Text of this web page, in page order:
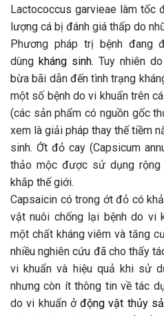
Lactococcus garvieae làm tốc
lượng cá bị đánh giá thấp do
Phương pháp trị bệnh đang
dùng kháng sinh. Tuy nhiên
bừa bãi dẫn đến tình trạng
một số bệnh do vi khuẩn trên
(các sản phẩm có nguồn gốc
xem là giải pháp thay thế tiềm
sinh. Ớt đỏ cay (Capsicum
thảo mộc được sử dụng
khắp thế giới.
Capsaicin có trong ớt đỏ có
vật nuôi chống lại bệnh do vi
một chất kháng viêm và tăng
nhiều nghiên cứu đã cho thấy
vi khuẩn và hiệu quả khi sử
nhưng còn ít thông tin về tác
do vi khuẩn ở động vật thủy